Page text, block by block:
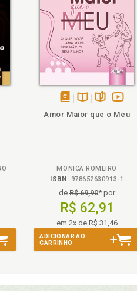
Amor Maior que o Meu
MONICA ROMEIRO
ISBN: 978652630913-1
deR$ 69,90* por
R$ 62,91
em 2x de R$ 31,46
ADICIONAR AO
CARRINHO